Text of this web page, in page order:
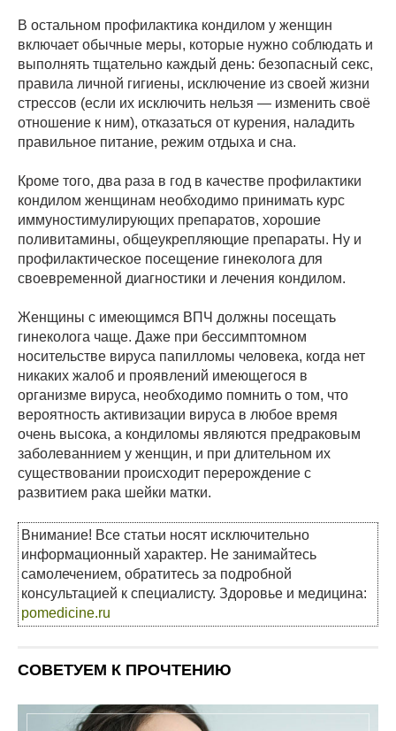
В остальном профилактика кондилом у женщин
включает обычные меры, которые нужно соблюдать и
выполнять тщательно каждый день: безопасный секс,
правила личной гигиены, исключение из своей жизни
стрессов (если их исключить нельзя — изменить своё
отношение к ним), отказаться от курения, наладить
правильное питание, режим отдыха и сна.
Кроме того, два раза в год в качестве профилактики
кондилом женщинам необходимо принимать курс
иммуностимулирующих препаратов, хорошие
поливитамины, общеукрепляющие препараты. Ну и
профилактическое посещение гинеколога для
своевременной диагностики и лечения кондилом.
Женщины с имеющимся ВПЧ должны посещать
гинеколога чаще. Даже при бессимптомном
носительстве вируса папилломы человека, когда нет
никаких жалоб и проявлений имеющегося в
организме вируса, необходимо помнить о том, что
вероятность активизации вируса в любое время
очень высока, а кондиломы являются предраковым
заболеваннием у женщин, и при длительном их
существовании происходит перерождение с
развитием рака шейки матки.
Внимание! Все статьи носят исключительно
информационный характер. Не занимайтесь
самолечением, обратитесь за подробной
консультацией к специалисту. Здоровье и медицина:
pomedicine.ru
СОВЕТУЕМ К ПРОЧТЕНИЮ